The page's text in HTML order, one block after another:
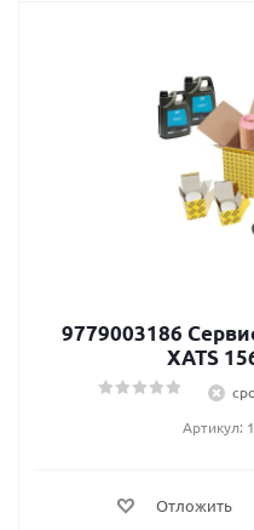
9779003186
XATS
Артикул:
Отложить